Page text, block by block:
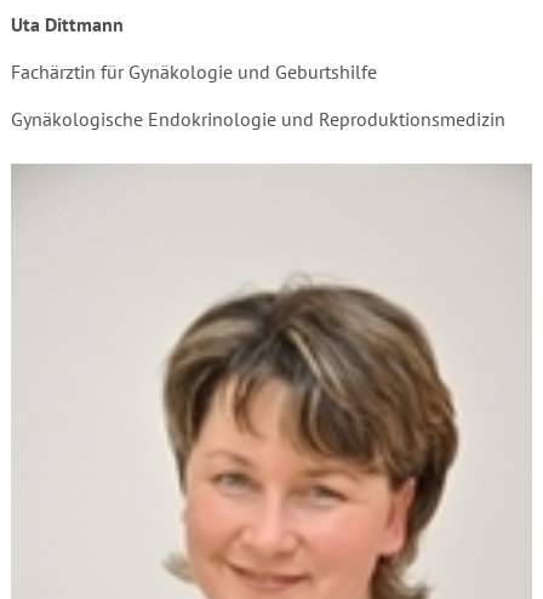
Uta Dittmann
Fachärztin für Gynäkologie und Geburtshilfe
Gynäkologische Endokrinologie und Reproduktionsmedizin